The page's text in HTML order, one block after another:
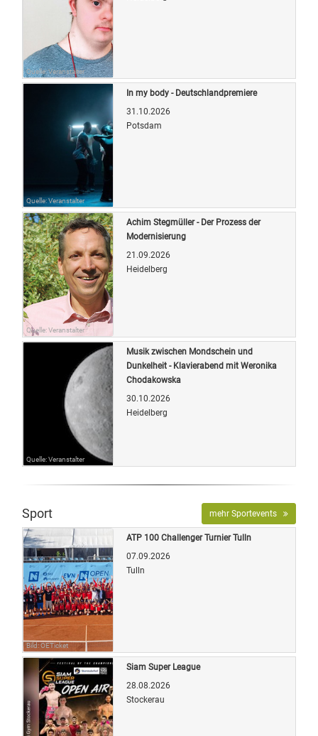
Quelle: Veranstalter
Quelle: Veranstalter
In my body - Deutschlandpremiere
31.10.2026
Potsdam
Quelle: Veranstalter
Achim Stegmüller - Der Prozess der
Modernisierung
21.09.2026
Heidelberg
Quelle: Veranstalter
Musik zwischen Mondschein und
Dunkelheit - Klavierabend mit Weronika
Chodakowska
30.10.2026
Heidelberg
Sport mehr Sportevents
Bild: OETicket
ATP 100 Challenger Turnier Tulln
07.09.2026
Tulln
Siam Super League
28.08.2026
Stockerau